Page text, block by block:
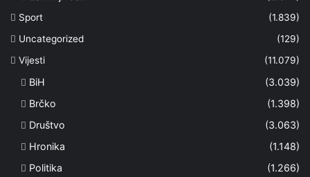
Sport
(1.839)
Uncategorized
(129)
Vijesti
(11.079)
BiH
(3.039)
Brčko
(1.398)
Društvo
(3.063)
Hronika
(1.148)
Politika
(1.266)